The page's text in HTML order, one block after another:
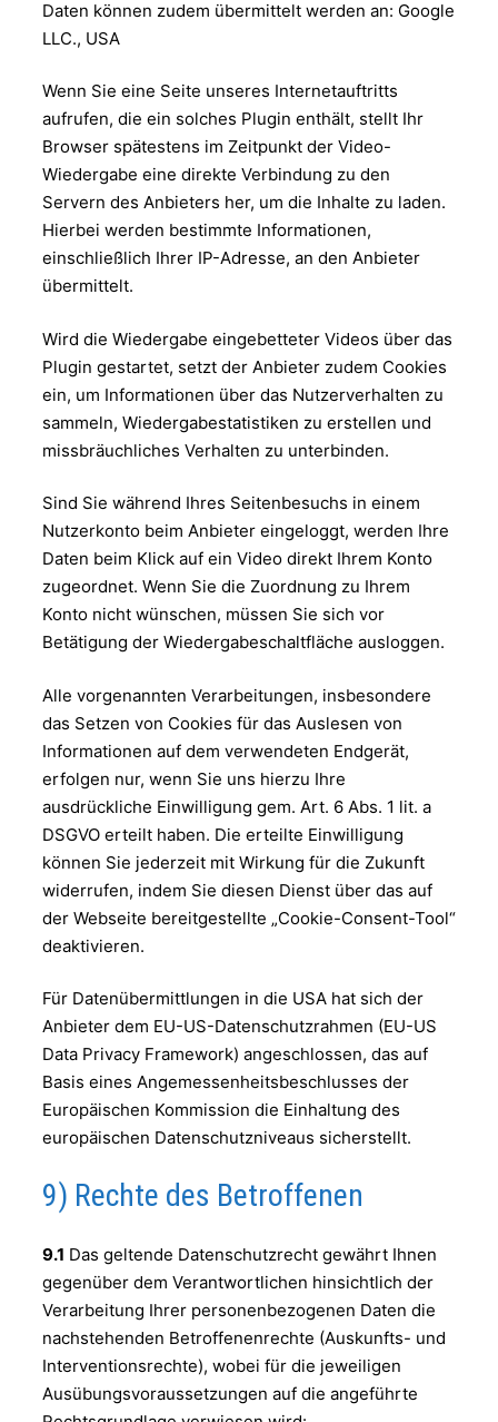
Daten können zudem übermittelt werden an: Google
LLC., USA
Wenn Sie eine Seite unseres Internetauftritts
aufrufen, die ein solches Plugin enthält, stellt Ihr
Browser spätestens im Zeitpunkt der Video-
Wiedergabe eine direkte Verbindung zu den
Servern des Anbieters her, um die Inhalte zu laden.
Hierbei werden bestimmte Informationen,
einschließlich Ihrer IP-Adresse, an den Anbieter
übermittelt.
Wird die Wiedergabe eingebetteter Videos über das
Plugin gestartet, setzt der Anbieter zudem Cookies
ein, um Informationen über das Nutzerverhalten zu
sammeln, Wiedergabestatistiken zu erstellen und
missbräuchliches Verhalten zu unterbinden.
Sind Sie während Ihres Seitenbesuchs in einem
Nutzerkonto beim Anbieter eingeloggt, werden Ihre
Daten beim Klick auf ein Video direkt Ihrem Konto
zugeordnet. Wenn Sie die Zuordnung zu Ihrem
Konto nicht wünschen, müssen Sie sich vor
Betätigung der Wiedergabeschaltfläche ausloggen.
Alle vorgenannten Verarbeitungen, insbesondere
das Setzen von Cookies für das Auslesen von
Informationen auf dem verwendeten Endgerät,
erfolgen nur, wenn Sie uns hierzu Ihre
ausdrückliche Einwilligung gem. Art. 6 Abs. 1 lit. a
DSGVO erteilt haben. Die erteilte Einwilligung
können Sie jederzeit mit Wirkung für die Zukunft
widerrufen, indem Sie diesen Dienst über das auf
der Webseite bereitgestellte „Cookie-Consent-Tool“
deaktivieren.
Für Datenübermittlungen in die USA hat sich der
Anbieter dem EU-US-Datenschutzrahmen (EU-US
Data Privacy Framework) angeschlossen, das auf
Basis eines Angemessenheitsbeschlusses der
Europäischen Kommission die Einhaltung des
europäischen Datenschutzniveaus sicherstellt.
9) Rechte des Betroffenen
9.1 Das geltende Datenschutzrecht gewährt Ihnen
gegenüber dem Verantwortlichen hinsichtlich der
Verarbeitung Ihrer personenbezogenen Daten die
nachstehenden Betroffenenrechte (Auskunfts- und
Interventionsrechte), wobei für die jeweiligen
Ausübungsvoraussetzungen auf die angeführte